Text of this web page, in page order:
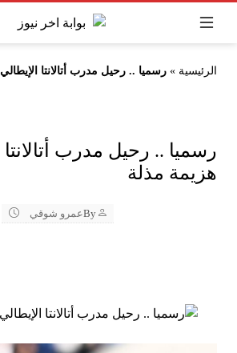
الرئيسية » رسميا .. رحيل مدرب أتالانتا
رسميا .. رحيل مدرب أتالانتا
هزيمة مذلة
Byعمرو شوقي